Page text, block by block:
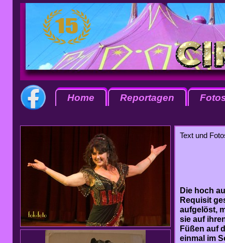
Home Reportagen
Text und
Die hoch
Requisit
aufgelöst,
sie auf
Füßen auf
einmal im